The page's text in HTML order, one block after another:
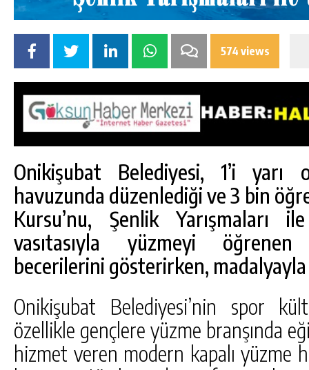
574 views
Onikişubat Belediyesi, 1’i
havuzunda düzenlediği ve 3 bin
Kursu’nu, Şenlik Yarışmaları
vasıtasıyla yüzmeyi
becerilerini gösterirken,
Onikişubat Belediyesi’nin spor
özellikle gençlere yüzme branşında
hizmet veren modern kapalı yüzme